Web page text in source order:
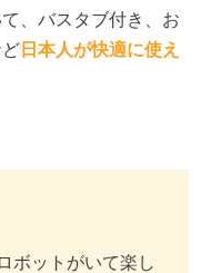
、バスタブ付き、お
日本人が快適に使え
ボットがいて楽し